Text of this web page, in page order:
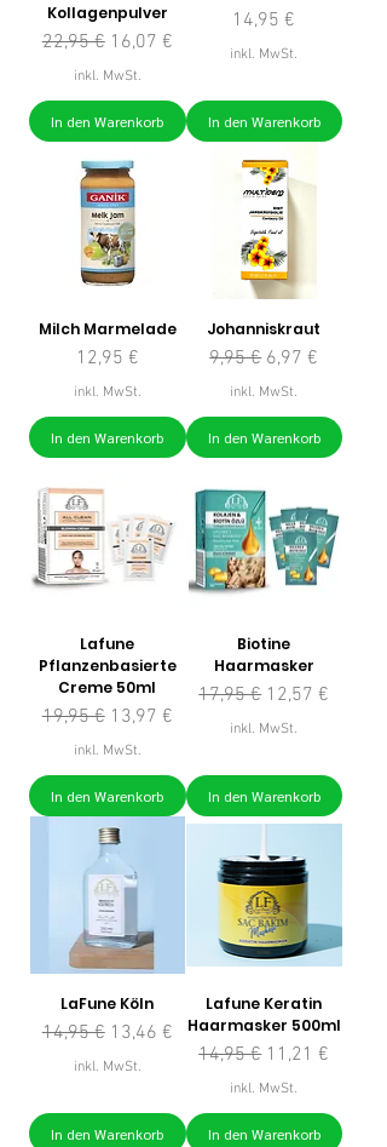
Kollagenpulver
Standardpreis
22,95 € Sale-Preis
16,07 €
inkl. MwSt.
In den Warenkorb
Preis
14,95 €
inkl. MwSt.
In den Warenkorb
Milch Marmelade
Preis
12,95 €
inkl. MwSt.
In den Warenkorb
Johanniskraut
Standardpreis
9,95 € Sale-Preis
6,97 €
inkl. MwSt.
In den Warenkorb
Lafune
Pflanzenbasierte
Creme 50ml
Standardpreis
19,95 € Sale-Preis
13,97 €
inkl. MwSt.
In den Warenkorb
Biotine
Haarmasker
Standardpreis
17,95 € Sale-Preis
12,57 €
inkl. MwSt.
In den Warenkorb
LaFune Köln
Standardpreis
14,95 € Sale-Preis
13,46 €
inkl. MwSt.
In den Warenkorb
Lafune Keratin
Haarmasker 500ml
Standardpreis
14,95 € Sale-Preis
11,21 €
inkl. MwSt.
In den Warenkorb